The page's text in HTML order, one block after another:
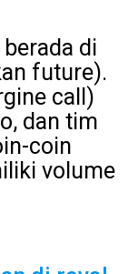
di
future).
call)
dan tim
coin
volume